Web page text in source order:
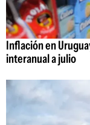
Inflación en
interanual a julio